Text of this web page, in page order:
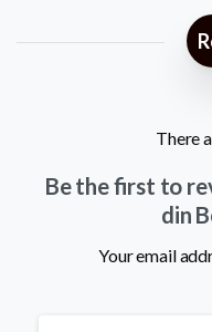
There
Be the first to
din
Your email